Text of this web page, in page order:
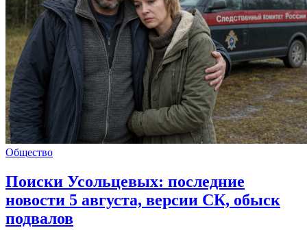
Общество
Поиски Усольцевых: последние
новости 5 августа, версии СК, обыск
подвалов